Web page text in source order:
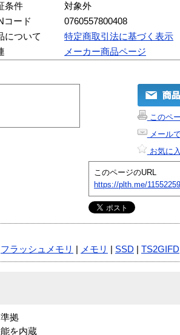
条件
対象外
コード
0760557800408
について
特定商取引法に基づく表示
メーカー商品ページ
このペ
メール
お気に
このページのURL
https://plth.me/11552259
フラッシュメモリ メモリ SSD TS2GIFD
拠
を内蔵